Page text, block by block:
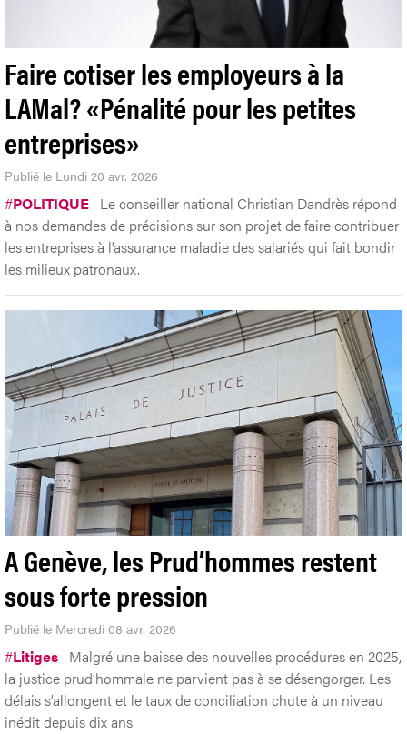
Faire cotiser les employeurs à la
LAMal? «Pénalité pour les petites
entreprises»
Publié le Lundi 20 avr. 2026
#POLITIQUE Le conseiller national Christian Dandrès répond
à nos demandes de précisions sur son projet de faire contribuer
les entreprises à l’assurance maladie des salariés qui fait bondir
les milieux patronaux.
A Genève, les Prud’hommes restent
sous forte pression
Publié le Mercredi 08 avr. 2026
#Litiges Malgré une baisse des nouvelles procédures en 2025,
la justice prud’hommale ne parvient pas à se désengorger. Les
délais s’allongent et le taux de conciliation chute à un niveau
inédit depuis dix ans.